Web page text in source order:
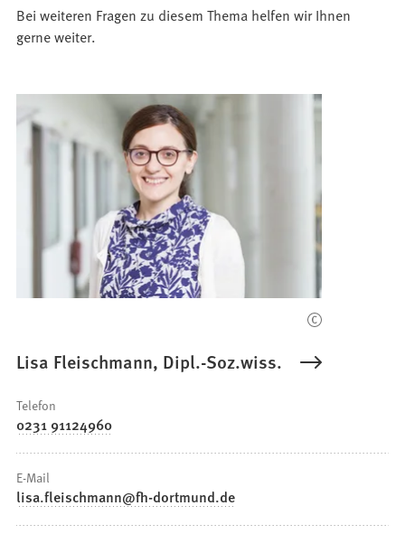
Bei weiteren Fragen zu diesem Thema helfen wir Ihnen
gerne weiter.
Lisa Fleischmann, Dipl.-Soz.wiss.
Telefon
0231 91124960
E-Mail
lisa.fleischmann fh-dortmund de